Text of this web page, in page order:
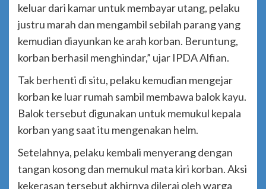
keluar dari kamar untuk membayar utang, pelaku
justru marah dan mengambil sebilah parang yang
kemudian diayunkan ke arah korban. Beruntung,
korban berhasil menghindar,” ujar IPDA Alfian.
Tak berhenti di situ, pelaku kemudian mengejar
korban ke luar rumah sambil membawa balok kayu.
Balok tersebut digunakan untuk memukul kepala
korban yang saat itu mengenakan helm.
Setelahnya, pelaku kembali menyerang dengan
tangan kosong dan memukul mata kiri korban. Aksi
kekerasan tersebut akhirnya dilerai oleh warga